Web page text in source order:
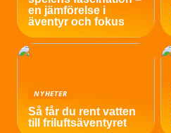
en jämförelse i
äventyr och fokus
NYHETER
Så får du rent vatten
till friluftsäventyret